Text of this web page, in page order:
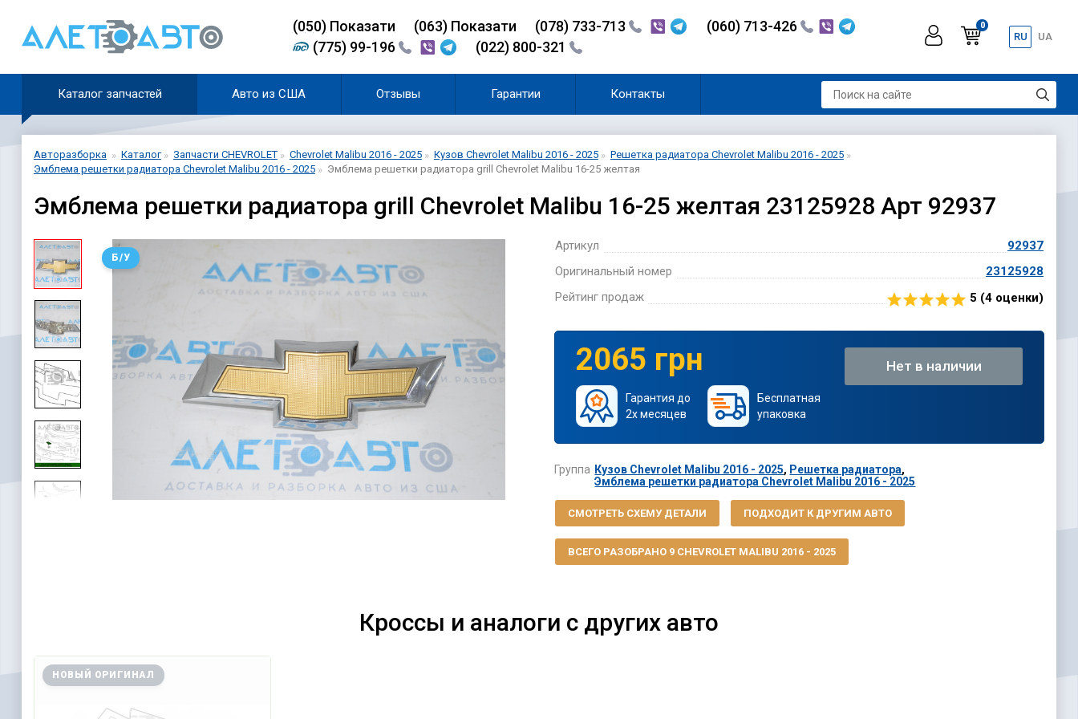
(050)Показати (063) Показати (078) 733-713
(060) 713-426
(775) 99-196
(022) 800-321
0
RU UA
Каталог запчастей Авто из США Отзывы Гарантии Контакты
Авторазборка Каталог Запчасти CHEVROLET Chevrolet Malibu 2016 - 2025 Кузов Chevrolet Malibu 2016 - 2025
Решетка радиатора Chevrolet Malibu 2016 - 2025
Эмблема решетки радиатора Chevrolet Malibu 2016 - 2025
Эмблема решетки радиатора grill Chevrolet Malibu 16-25 желтая
Эмблема решетки радиатора grill Chevrolet Malibu 16-25 желтая 23125928 Арт 92937
Б/У
Артикул
92937
Оригинальный номер
23125928
Рейтинг продаж
5 (4 оценки)
2065 грн
Гарантия до
2х месяцев
Бесплатная
упаковка
Нет в наличии
Группа Кузов Chevrolet Malibu 2016 - 2025, Решетка радиатора,
Эмблема решетки радиатора Chevrolet Malibu 2016 - 2025
СМОТРЕТЬ СХЕМУ ДЕТАЛИ ПОДХОДИТ К ДРУГИМ АВТО
ВСЕГО РАЗОБРАНО 9 CHEVROLET MALIBU 2016 - 2025
Кроссы и аналоги с других авто
НОВЫЙ ОРИГИНАЛ